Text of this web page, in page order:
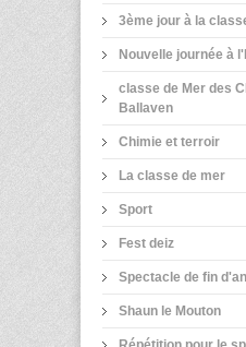
3ème jour à la
Nouvelle journée à
classe de Mer des
Ballaven
Chimie et terroir
La classe de mer
Sport
Fest deiz
Spectacle de fin
Shaun le Mouton